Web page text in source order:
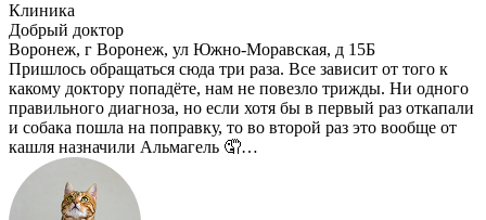
Клиника
Добрый доктор
Воронеж, г Воронеж, ул Южно-Моравская, д 15Б
Пришлось обращаться сюда три раза. Все зависит от того к
какому доктору попадёте, нам не повезло трижды. Ни одного
правильного диагноза, но если хотя бы в первый раз откапали
и собака пошла на поправку, то во второй раз это вообще от
кашля назначили Альмагель 🤦…